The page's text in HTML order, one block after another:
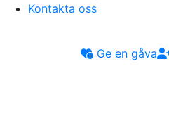
Kontakta oss
Ge en gåva